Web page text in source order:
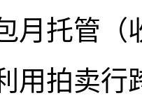
月托管（
用拍卖行